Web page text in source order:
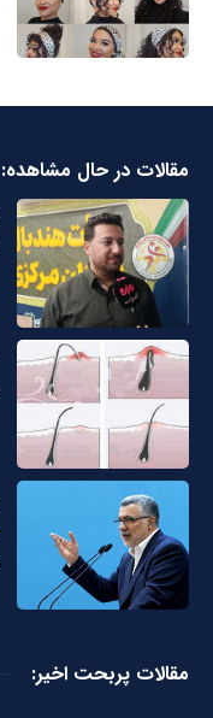
مقالات در حال مشاهده:
مقالات پربحت اخیر: